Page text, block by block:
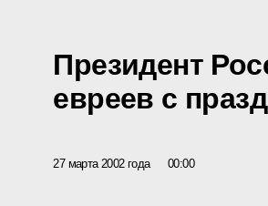
Президент
евреев с
27 марта 2002 года 00:00